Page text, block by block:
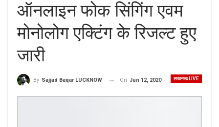
ऑनलाइन फोक सिंगिंग एवम
मोनोलोग एक्टिंग के रिजल्ट हुए
जारी
लखनऊ LIVE
By Sajjad Baqar LUCKNOW On Jun 12, 2020